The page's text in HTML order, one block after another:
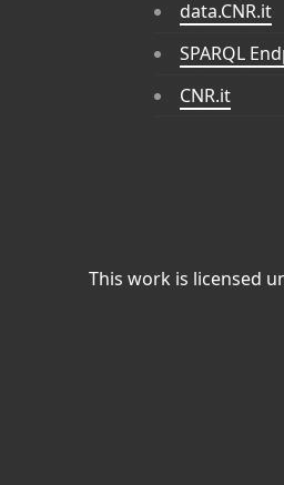
data.CNR.it
SPARQL
CNR.it
This work is licensed